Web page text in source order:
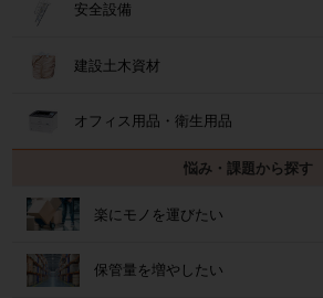
安全設備
建設土木資材
オフィス用品・衛生用品
悩み・課題から探す
楽にモノを運びたい
保管量を増やしたい